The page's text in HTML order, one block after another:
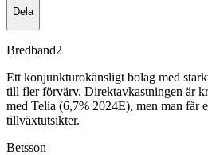
Dela
Bredband2
Ett konjunkturokänsligt bolag med
till fler förvärv. Direktavkastningen är
med Telia (6,7% 2024E), men man får
tillväxtutsikter.
Betsson